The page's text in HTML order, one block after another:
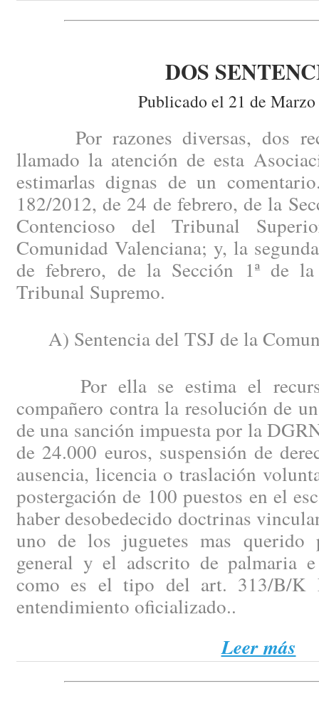
DOS
Publicado el 21 de
Por razones diversas, dos
llamado la atención de esta
estimarlas dignas de un
182/2012, de 24 de febrero, de la
Contencioso del Tribunal
Comunidad Valenciana; y, la
de febrero, de la Sección 1ª de
Tribunal Supremo.
A) Sentencia del TSJ de la
Por ella se estima el
compañero contra la resolución de
de una sanción impuesta por la
de 24.000 euros, suspensión de
ausencia, licencia o traslación
postergación de 100 puestos en el
haber desobedecido doctrinas
uno de los juguetes mas querido
general y el adscrito de palmaria
como es el tipo del art. 313/B/K
entendimiento oficializado..
Leer más